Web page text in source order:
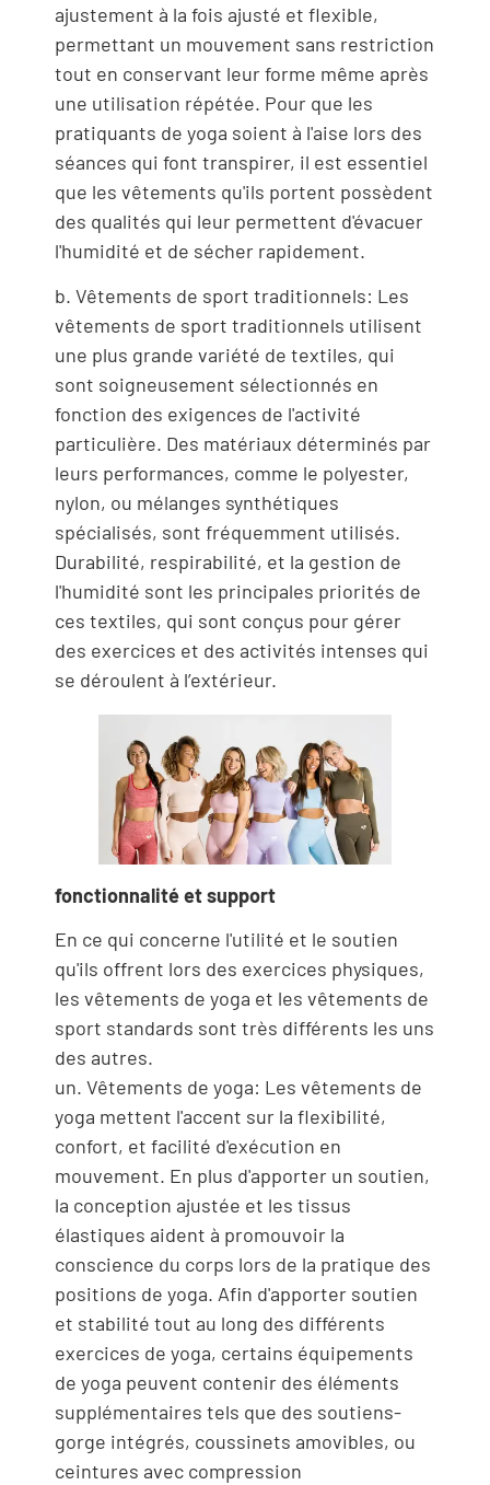
ajustement à la fois ajusté et flexible,
permettant un mouvement sans restriction
tout en conservant leur forme même après
une utilisation répétée. Pour que les
pratiquants de yoga soient à l'aise lors des
séances qui font transpirer, il est essentiel
que les vêtements qu'ils portent possèdent
des qualités qui leur permettent d'évacuer
l'humidité et de sécher rapidement.
b. Vêtements de sport traditionnels: Les
vêtements de sport traditionnels utilisent
une plus grande variété de textiles, qui
sont soigneusement sélectionnés en
fonction des exigences de l'activité
particulière. Des matériaux déterminés par
leurs performances, comme le polyester,
nylon, ou mélanges synthétiques
spécialisés, sont fréquemment utilisés.
Durabilité, respirabilité, et la gestion de
l'humidité sont les principales priorités de
ces textiles, qui sont conçus pour gérer
des exercices et des activités intenses qui
se déroulent à l’extérieur.
fonctionnalité et support
En ce qui concerne l'utilité et le soutien
qu'ils offrent lors des exercices physiques,
les vêtements de yoga et les vêtements de
sport standards sont très différents les uns
des autres.
un. Vêtements de yoga: Les vêtements de
yoga mettent l'accent sur la flexibilité,
confort, et facilité d'exécution en
mouvement. En plus d'apporter un soutien,
la conception ajustée et les tissus
élastiques aident à promouvoir la
conscience du corps lors de la pratique des
positions de yoga. Afin d'apporter soutien
et stabilité tout au long des différents
exercices de yoga, certains équipements
de yoga peuvent contenir des éléments
supplémentaires tels que des soutiens-
gorge intégrés, coussinets amovibles, ou
ceintures avec compression